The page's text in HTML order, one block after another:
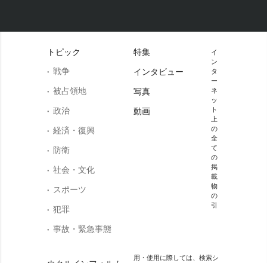
トピック
戦争
被占領地
政治
経済・復興
防衛
社会・文化
スポーツ
犯罪
事故・緊急事態
特集
インタビュー
写真
動画
イ
ン
タ
ー
ネ
ッ
ト
上
の
全
て
の
掲
載
物
の
引
用・使用に際しては、検索シ